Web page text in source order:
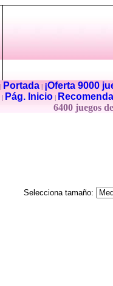
Portada|
¡Oferta 9000
Pág. Inicio
6400 juegos
Selecciona tamaño: